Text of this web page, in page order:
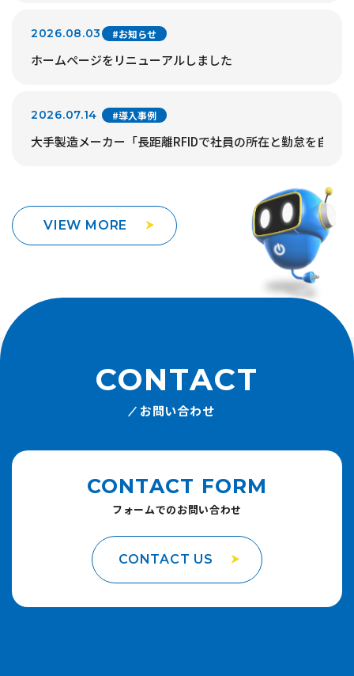
2026.08.03 #お知らせ
ホームページをリニューアルしました
2026.07.14 #導入事例
大手製造メーカー「長距離RFIDで社員の所在と勤怠を自動
VIEW MORE
CONTACT
お問い合わせ
CONTACT FORM
フォームでのお問い合わせ
CONTACT US